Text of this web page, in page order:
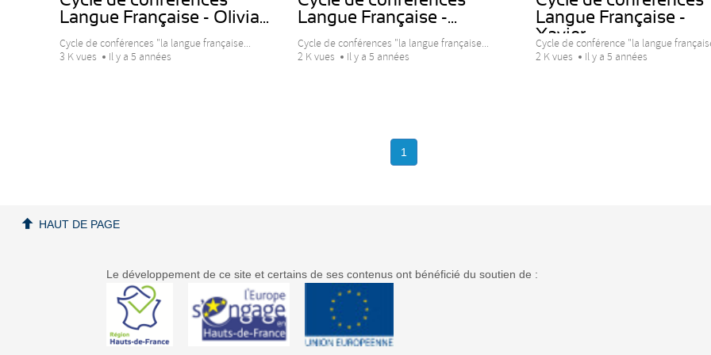
Langue Française - Olivia...
Cycle de conférences "la langue française...
3 K vues
Il y a 5 années
Langue Française -...
Cycle de conférences "la langue française...
2 K vues
Il y a 5 années
Langue Française -
Xavier...
Cycle de conférence "la langue
2 K vues
Il y a 5 années
1
Le développement de ce site et certains de ses contenus ont bénéficié du soutien de :
HAUT DE PAGE